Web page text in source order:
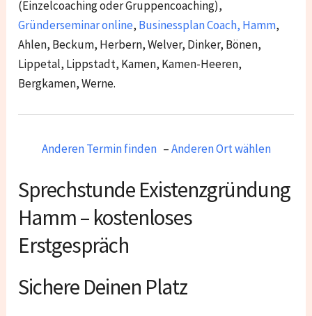
(Einzelcoaching oder Gruppencoaching),
Gründerseminar online, Businessplan Coach, Hamm,
Ahlen, Beckum, Herbern, Welver, Dinker, Bönen,
Lippetal, Lippstadt, Kamen, Kamen-Heeren,
Bergkamen, Werne.
Anderen Termin finden–Anderen Ort wählen
Sprechstunde Existenzgründung
Hamm – kostenloses
Erstgespräch
Sichere Deinen Platz